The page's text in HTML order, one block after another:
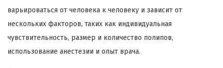
варьироваться от человека к человеку и зависит от
нескольких факторов, таких как индивидуальная
чувствительность, размер и количество полипов,
использование анестезии и опыт врача.